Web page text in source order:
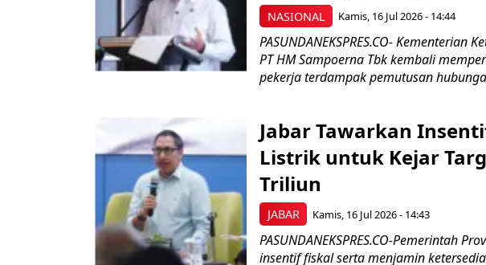
NASIONAL Kamis, 16 Jul 2026 - 14:44
PASUNDANEKSPRES.CO-
PT HM Sampoerna Tbk kembali
pekerja terdampak pemutusan
JABAR
Jabar Tawarkan
Listrik untuk Kejar
Triliun
Kamis, 16 Jul 2026 - 14:43
PASUNDANEKSPRES.CO-Pemerintah
insentif fiskal serta menjamin